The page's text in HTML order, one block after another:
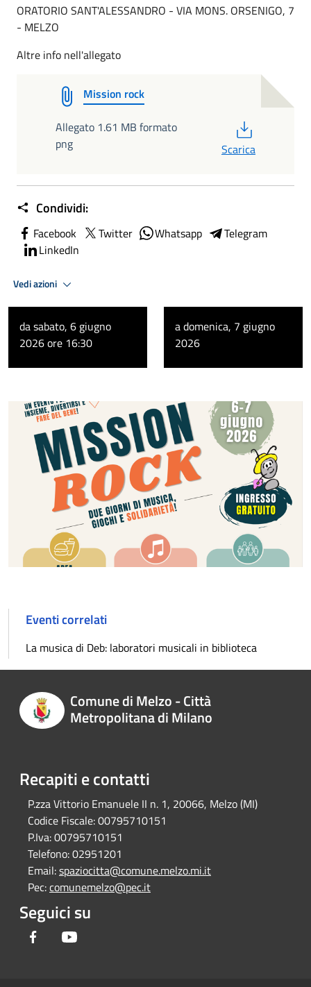
ORATORIO SANT'ALESSANDRO - VIA MONS. ORSENIGO, 7
- MELZO
Altre info nell'allegato
Mission rock
Allegato 1.61 MB formato
png
Scarica
Condividi:
Facebook Twitter Whatsapp
Telegram
LinkedIn
Vedi azioni
da sabato, 6 giugno
2026 ore 16:30
a domenica, 7 giugno
2026
Eventi correlati
La musica di Deb: laboratori musicali in biblioteca
Comune di Melzo - Città
Metropolitana di Milano
Recapiti e contatti
P.zza Vittorio Emanuele II n. 1, 20066, Melzo (MI)
Codice Fiscale:00795710151
P.Iva:00795710151
Telefono:02951201
Email:spaziocitta@comune.melzo.mi.it
Pec:comunemelzo@pec.it
Seguici su
Facebook